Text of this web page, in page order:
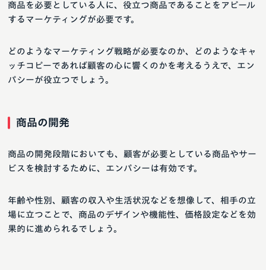
商品を必要としている人に、役立つ商品であることをアピール
するマーケティングが必要です。
どのようなマーケティング戦略が必要なのか、どのようなキャ
ッチコピーであれば顧客の心に響くのかを考えるうえで、エン
パシーが役立つでしょう。
商品の開発
商品の開発段階においても、顧客が必要としている商品やサー
ビスを検討するために、エンパシーは有効です。
年齢や性別、顧客の収入や生活状況などを想像して、相手の立
場に立つことで、商品のデザインや機能性、価格設定などを効
果的に進められるでしょう。